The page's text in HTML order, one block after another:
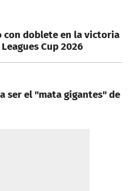
con doblete en la victoria
Cup 2026
ser el "mata gigantes" de